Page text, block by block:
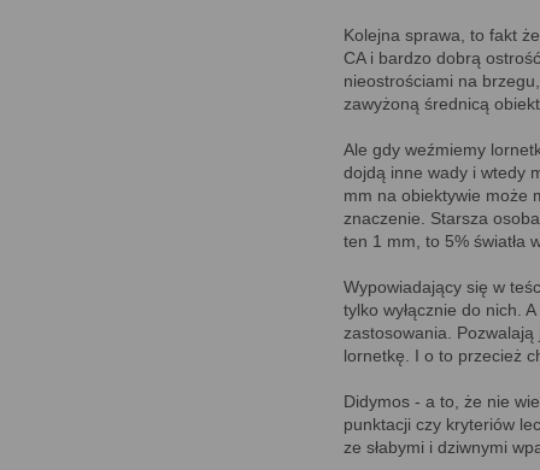
Kolejna sprawa, to fakt
CA i bardzo dobrą
nieostrościami na
zawyżoną średnicą
Ale gdy weźmiemy
dojdą inne wady i wtedy
mm na obiektywie może
znaczenie. Starsza
ten 1 mm, to 5% światła
Wypowiadający się w
tylko wyłącznie do nich.
zastosowania.
lornetkę. I o to przecież
Didymos - a to, że nie
punktacji czy kryteriów
ze słabymi i dziwnymi